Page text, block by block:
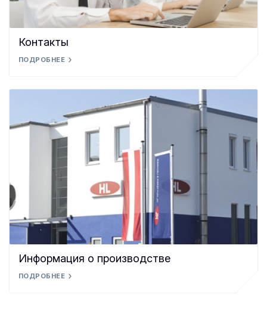
Контакты
ПОДРОБНЕЕ
Информация о производстве
ПОДРОБНЕЕ